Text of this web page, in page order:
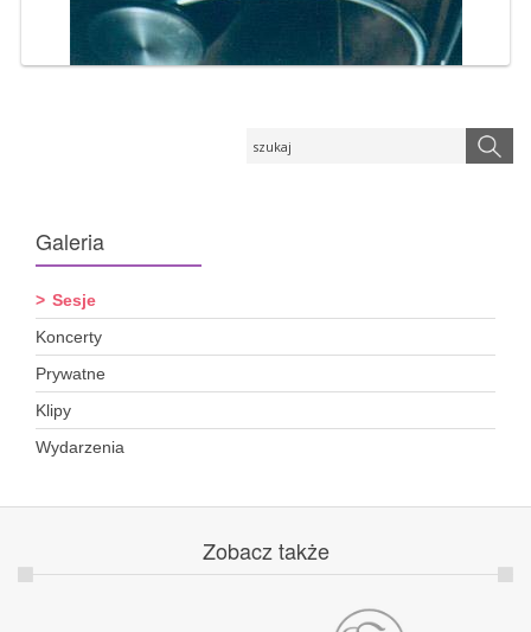
Galeria
Sesje
Koncerty
Prywatne
Klipy
Wydarzenia
Zobacz także